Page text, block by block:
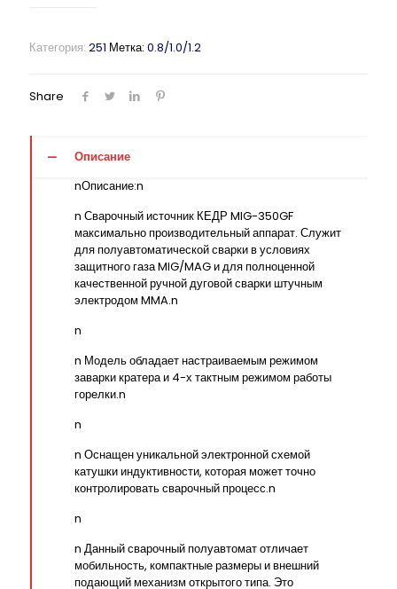
Категория: 251 Метка: 0.8/1.0/1.2
Share
Описание
nОписание:n
n Сварочный источник КЕДР MIG-350GF
максимально производительный аппарат. Служит
для полуавтоматической сварки в условиях
защитного газа MIG/MAG и для полноценной
качественной ручной дуговой сварки штучным
электродом MMA.n
n
n Модель обладает настраиваемым режимом
заварки кратера и 4-х тактным режимом работы
горелки.n
n
n Оснащен уникальной электронной схемой
катушки индуктивности, которая может точно
контролировать сварочный процесс.n
n
n Данный сварочный полуавтомат отличает
мобильность, компактные размеры и внешний
подающий механизм открытого типа. Это